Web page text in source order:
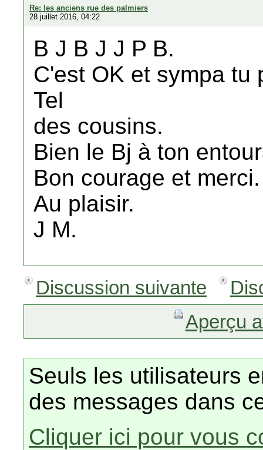
Re: les anciens rue des palmiers
28 juillet 2016, 04:22
B J B J J P B.
C'est OK et sympa tu
Tel
des cousins.
Bien le Bj à ton
Bon courage et merci.
Au plaisir.
J M.
Discussion suivante
Aperçu
Seuls les utilisateurs
des messages dans
Cliquer ici pour vous